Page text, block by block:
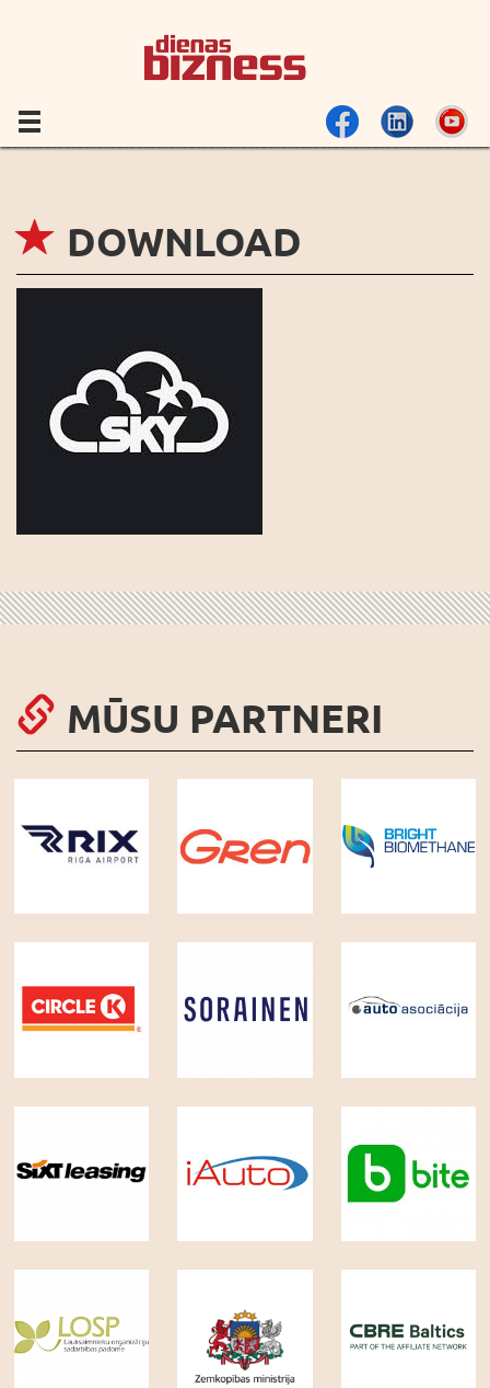
DOWNLOAD
MŪSU PARTNERI